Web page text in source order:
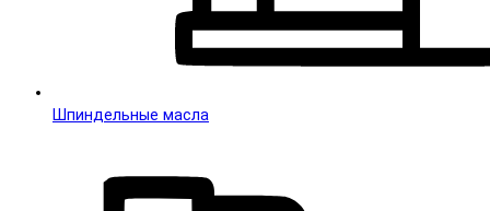
Шпиндельные масла